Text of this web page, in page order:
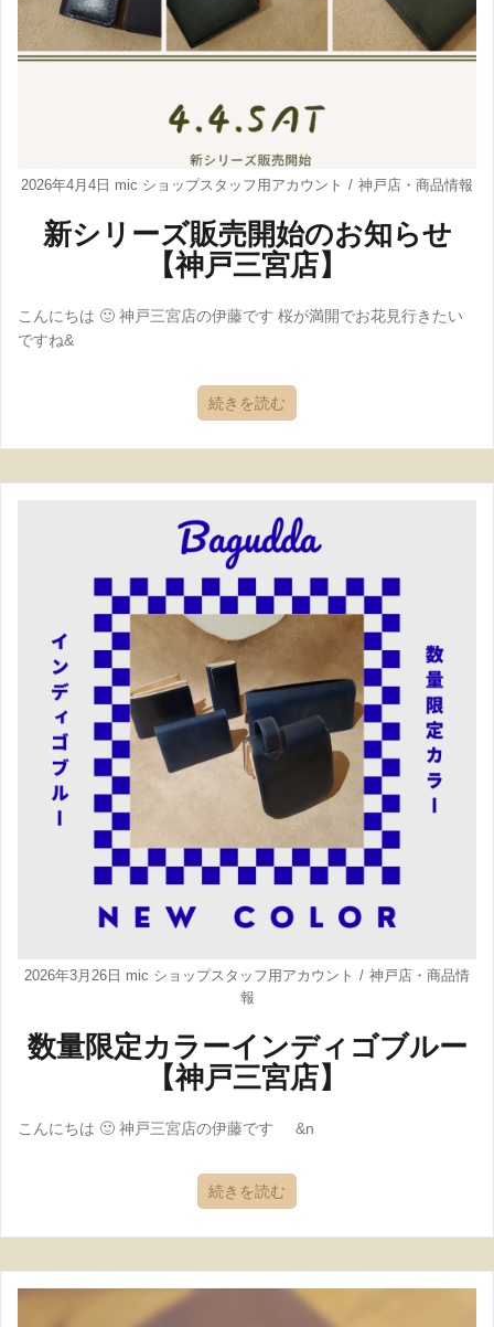
2026年4月4日 mic ショップスタッフ用アカウント 神戸店 ・ 商品情報
新シリーズ販売開始のお知らせ
【神戸三宮店】
こんにちは 🙂 神戸三宮店の伊藤です 桜が満開でお花見行きたい
ですね&
続きを読む
2026年3月26日 mic ショップスタッフ用アカウント 神戸店 ・ 商品情
報
数量限定カラーインディゴブルー
【神戸三宮店】
こんにちは 🙂 神戸三宮店の伊藤です &n
続きを読む